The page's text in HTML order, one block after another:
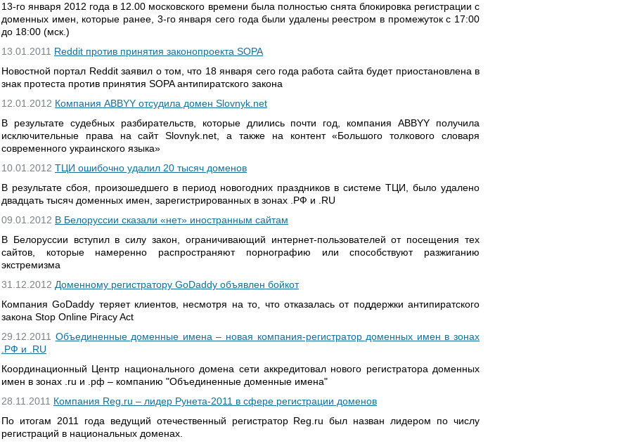
13-го января 2012 года в 12.00 московского времени была полностью снята блокировка регистрации с
доменных имен, которые ранее, 3-го января сего года были удалены реестром в промежуток с 17:00
до 18:00 (мск.)
13.01.2011 Reddit против принятия законопроекта SOPA
Новостной портал Reddit заявил о том, что 18 января сего года работа сайта будет приостановлена в
знак протеста против принятия SOPA антипиратского закона
12.01.2012 Компания ABBYY отсудила домен Slovnyk.net
В результате судебных разбирательств, которые длились почти год, компания ABBYY получила
исключительные права на сайт Slovnyk.net, а также на контент «Большого толкового словаря
современного украинского языка»
10.01.2012 ТЦИ ошибочно удалил 20 тысяч доменов
В результате сбоя, произошедшего в период новогодних праздников в системе ТЦИ, было удалено
двадцать тысяч доменных имен, зарегистрированных в зонах .РФ и .RU
09.01.2012 В Белоруссии сказали «нет» иностранным сайтам
В Белоруссии вступил в силу закон, ограничивающий интернет-пользователей от посещения тех
сайтов, которые намеренно распространяют порнографию или способствуют разжиганию
экстремизма
31.12.2012 Доменному регистратору GoDaddy объявлен бойкот
Компания GoDaddy теряет клиентов, несмотря на то, что отказалась от поддержки антипиратского
закона Stop Online Piracy Act
29.12.2011 Объединенные доменные имена – новая компания-регистратор доменных имен в зонах
.РФ и .RU
Координационный Центр национального домена сети аккредитовал нового регистратора доменных
имен в зонах .ru и .рф – компанию "Объединенные доменные имена"
28.11.2011 Компания Reg.ru – лидер Рунета-2011 в сфере регистрации доменов
По итогам 2011 года ведущий отечественный регистратор Reg.ru был назван лидером по числу
регистраций в национальных доменах.